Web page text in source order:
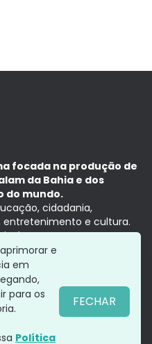
focada na produção de
da Bahia e dos
do mundo.
cidadania,
entretenimento e cultura.
é no tempo presente,
Aratu.
e
em
para os
Política
FECHAR